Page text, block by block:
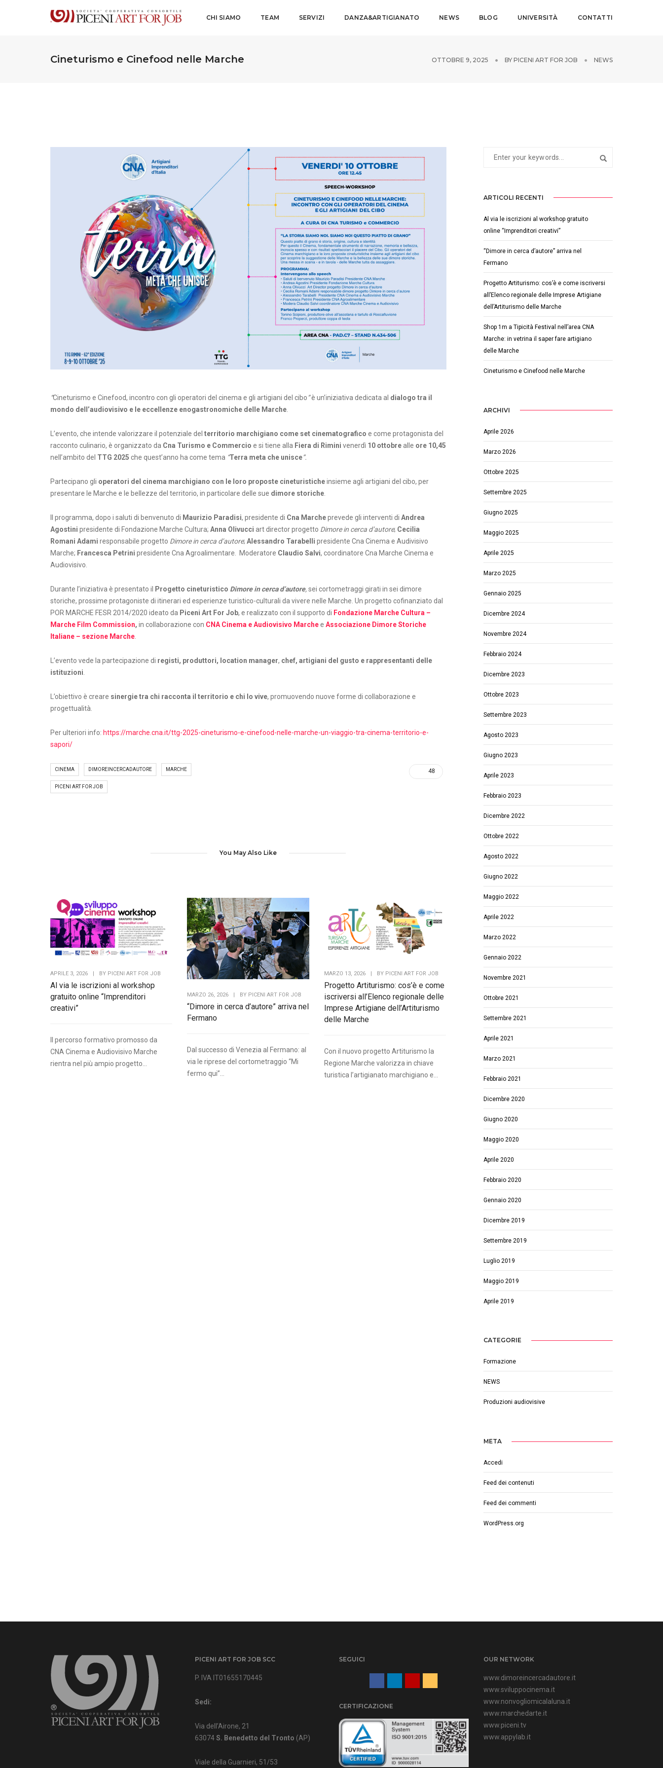
CHI SIAMO TEAM SERVIZI DANZA&ARTIGIANATO NEWS BLOG UNIVERSITÀ CONTATTI
Cineturismo e Cinefood nelle Marche OTTOBRE 9, 2025 BY PICENI ART FOR JOB NEWS
“Cineturismo e Cinefood, incontro con gli operatori del cinema e gli artigiani del cibo”è un’iniziativa dedicata al dialogo tra il
mondo dell’audiovisivo e le eccellenze enogastronomiche delle Marche.
L’evento, che intende valorizzare il potenziale del territorio marchigiano come set cinematografico e come protagonista del
racconto culinario, è organizzato da Cna Turismo e Commercio e si tiene alla Fiera di Rimini venerdì 10 ottobre alle ore 10,45
nell’ambito del TTG 2025 che quest’anno ha come tema “Terra meta che unisce”.
Partecipano gli operatori del cinema marchigiano con le loro proposte cineturisticheinsieme agli artigiani del cibo, per
presentare le Marche e le bellezze del territorio, in particolare delle sue dimore storiche.
Il programma, dopo i saluti di benvenuto di Maurizio Paradisi, presidente di Cna Marcheprevede gli interventi di Andrea
Agostini presidente di Fondazione Marche Cultura; Anna Olivucci art director progetto Dimore in cerca d’autore; Cecilia
Romani Adami responsabile progetto Dimore in cerca d’autore; Alessandro Tarabelli presidente Cna Cinema e Audivisivo
Marche; Francesca Petrini presidente Cna Agroalimentare. Moderatore Claudio Salvi, coordinatore Cna Marche Cinema e
Audiovisivo.
Durante l’iniziativa è presentato il Progetto cineturistico Dimore in cerca d’autore,sei cortometraggi girati in sei dimore
storiche, prossime protagoniste di itinerari ed esperienze turistico-culturali da vivere nelle Marche. Un progetto cofinanziato dal
POR MARCHE FESR 2014/2020 ideato da Piceni Art For Job, e realizzato con il supporto di Fondazione Marche Cultura –
Marche Film Commission, in collaborazione con CNA Cinema e Audiovisivo Marchee Associazione Dimore Storiche
Italiane – sezione Marche.
L’evento vede la partecipazione di registi, produttori, location manager, chef, artigiani del gusto e rappresentanti delle
istituzioni.
L’obiettivo è creare sinergie tra chi racconta il territorio e chi lo vive, promuovendo nuove forme di collaborazione e
progettualità.
Per ulteriori info: https://marche.cna.it/ttg-2025-cineturismo-e-cinefood-nelle-marche-un-viaggio-tra-cinema-territorio-e-
sapori/
CINEMA DIMOREINCERCADAUTORE MARCHE
PICENI ART FOR JOB
48
You May Also Like
APRILE 3, 2026 | BY PICENI ART FOR JOB
Al via le iscrizioni al workshop
gratuito online “Imprenditori
creativi”
Il percorso formativo promosso da
CNA Cinema e Audiovisivo Marche
rientra nel più ampio progetto...
MARZO 26, 2026 BY PICENI ART FOR JOB
“Dimore in cerca d’autore” arriva nel
Fermano
Dal successo di Venezia al Fermano: al
via le riprese del cortometraggio “Mi
fermo qui”...
MARZO 13, 2026 | BY PICENI ART FOR JOB
Progetto Artiturismo: cos’è e come
iscriversi all’Elenco regionale delle
Imprese Artigiane dell’Artiturismo
delle Marche
Con il nuovo progetto Artiturismo la
Regione Marche valorizza in chiave
turistica l’artigianato marchigiano e...
ARTICOLI RECENTI
Al via le iscrizioni al workshop gratuito
online “Imprenditori creativi”
“Dimore in cerca d’autore” arriva nel
Fermano
Progetto Artiturismo: cos’è e come iscriversi
all’Elenco regionale delle Imprese Artigiane
dell’Artiturismo delle Marche
Shop 1m a Tipicità Festival nell’area CNA
Marche: in vetrina il saper fare artigiano
delle Marche
Cineturismo e Cinefood nelle Marche
ARCHIVI
Aprile 2026
Marzo 2026
Ottobre 2025
Settembre 2025
Giugno 2025
Maggio 2025
Aprile 2025
Marzo 2025
Gennaio 2025
Dicembre 2024
Novembre 2024
Febbraio 2024
Dicembre 2023
Ottobre 2023
Settembre 2023
Agosto 2023
Giugno 2023
Aprile 2023
Febbraio 2023
Dicembre 2022
Ottobre 2022
Agosto 2022
Giugno 2022
Maggio 2022
Aprile 2022
Marzo 2022
Gennaio 2022
Novembre 2021
Ottobre 2021
Settembre 2021
Aprile 2021
Marzo 2021
Febbraio 2021
Dicembre 2020
Giugno 2020
Maggio 2020
Aprile 2020
Febbraio 2020
Gennaio 2020
Dicembre 2019
Settembre 2019
Luglio 2019
Maggio 2019
Aprile 2019
CATEGORIE
Formazione
NEWS
Produzioni audiovisive
META
Accedi
Feed dei contenuti
Feed dei commenti
WordPress.org
PICENI ART FOR JOB SCC
P. IVA IT01655170445
Sedi:
Via dell’Airone, 21
63074S. Benedetto del Tronto (AP)
Viale della Guarnieri, 51/53
SEGUICI
CERTIFICAZIONE
OUR NETWORK
www.dimoreincercadautore.it
www.sviluppocinema.it
www.nonvogliomicalaluna.it
www.marchedarte.it
www.piceni.tv
www.appylab.it